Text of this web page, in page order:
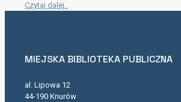
Czytaj dalej..
MIEJSKA BIBLIOTEKA PUBLICZNA
al. Lipowa 12
44-190 Knurów